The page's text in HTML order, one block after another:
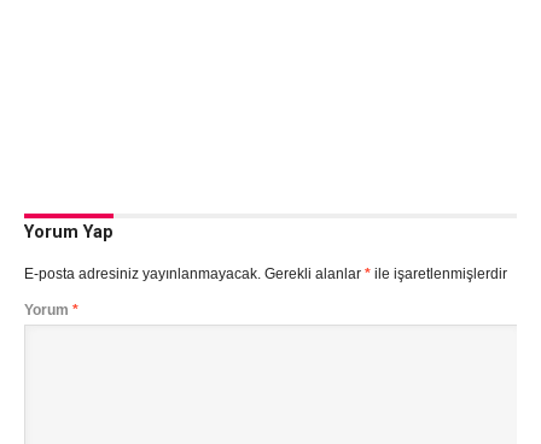
Yorum Yap
E-posta adresiniz yayınlanmayacak. Gerekli alanlar *ile işaretlenmişlerdir
Yorum *